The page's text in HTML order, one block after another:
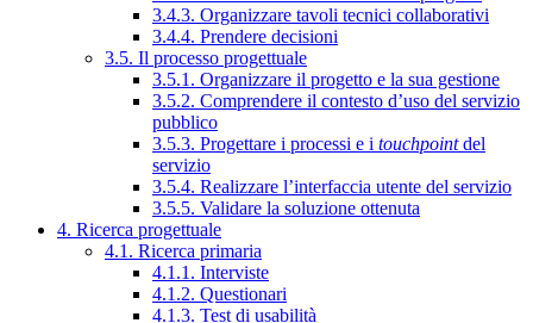
3.4.3. Organizzare tavoli tecnici collaborativi
3.4.4. Prendere decisioni
3.5. Il processo progettuale
3.5.1. Organizzare il progetto e la sua gestione
3.5.2. Comprendere il contesto d’uso del servizio
pubblico
3.5.3. Progettare i processi e i touchpointdel
servizio
3.5.4. Realizzare l’interfaccia utente del servizio
3.5.5. Validare la soluzione ottenuta
4. Ricerca progettuale
4.1. Ricerca primaria
4.1.1. Interviste
4.1.2. Questionari
4.1.3. Test di usabilità